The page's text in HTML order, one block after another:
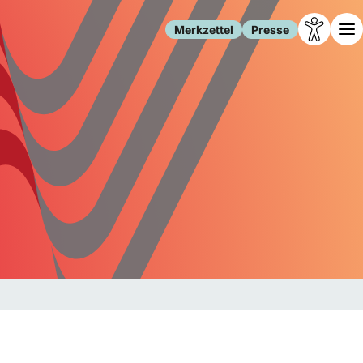
Merkzettel Presse
Leben
Familie
Freizeit
Gesundheit
Internet
Gesellschaft
Forschung
Migration
Polizei